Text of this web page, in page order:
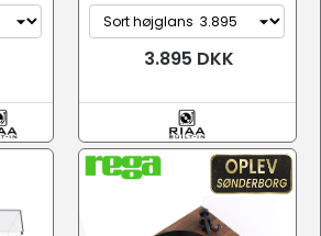
3.895 DKK